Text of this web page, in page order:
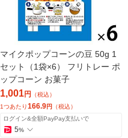
マイクポップコーンの豆 50g 1
セット（1袋×6） フリトレー ポ
ップコーン お菓子
1,001円 （税込）
1つあたり166.9円 （税込）
ログイン&全額PayPay支払いで
5%